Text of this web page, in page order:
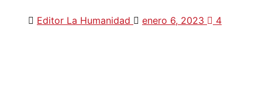
Editor La Humanidad enero 6, 2023 4